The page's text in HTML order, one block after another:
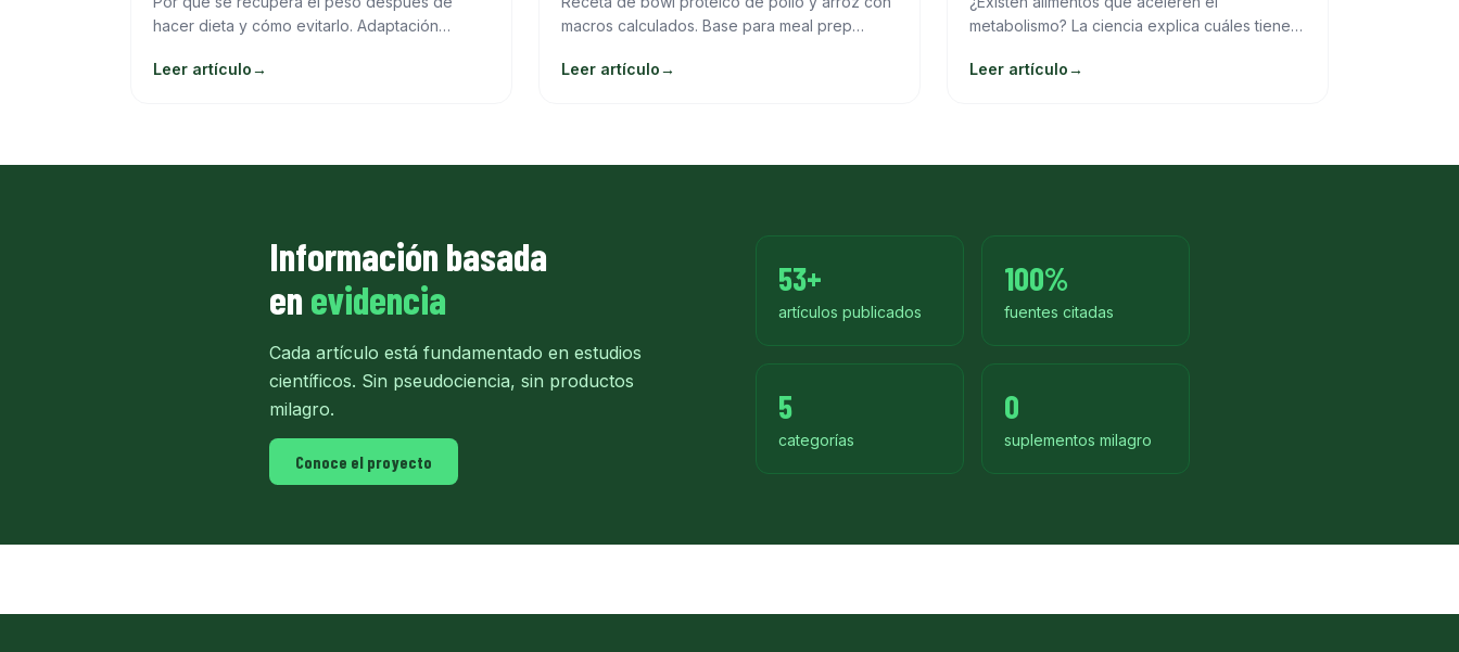
hacer dieta y cómo evitarlo. Adaptación
hábitos que mantienen la pérdida de grasa.
Leer artículo→
macros calculados. Base para meal prep
perder grasa.
Leer artículo→
metabolismo? La ciencia explica cuáles tienen
gasto calórico y qué es marketing.
Leer artículo→
Información basada
en evidencia
Cada artículo está fundamentado en estudios
científicos. Sin pseudociencia, sin productos
milagro.
Conoce el proyecto
53+
artículos publicados
100%
fuentes citadas
5
categorías
0
suplementos milagro